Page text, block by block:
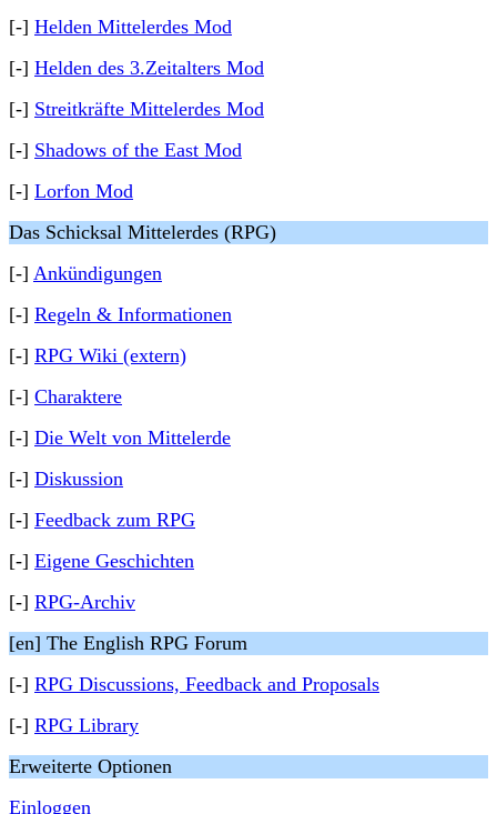
[-] Helden Mittelerdes Mod
[-] Helden des 3.Zeitalters Mod
[-] Streitkräfte Mittelerdes Mod
[-] Shadows of the East Mod
[-] Lorfon Mod
Das Schicksal Mittelerdes (RPG)
[-] Ankündigungen
[-] Regeln & Informationen
[-] RPG Wiki (extern)
[-] Charaktere
[-] Die Welt von Mittelerde
[-] Diskussion
[-] Feedback zum RPG
[-] Eigene Geschichten
[-] RPG-Archiv
[en] The English RPG Forum
[-] RPG Discussions, Feedback and Proposals
[-] RPG Library
Erweiterte Optionen
Einloggen